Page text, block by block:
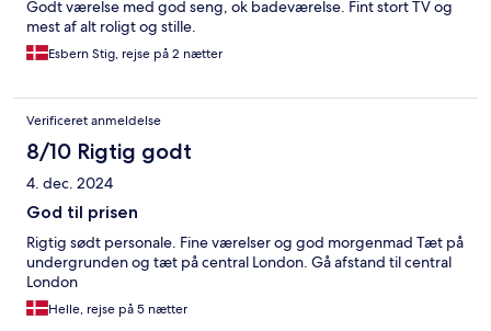
Godt værelse med god seng, ok badeværelse. Fint stort TV og
mest af alt roligt og stille.
Esbern Stig, rejse på 2 nætter
Verificeret anmeldelse
8/10 Rigtig godt
4. dec. 2024
God til prisen
Rigtig sødt personale. Fine værelser og god morgenmad Tæt på
undergrunden og tæt på central London. Gå afstand til central
London
Helle, rejse på 5 nætter